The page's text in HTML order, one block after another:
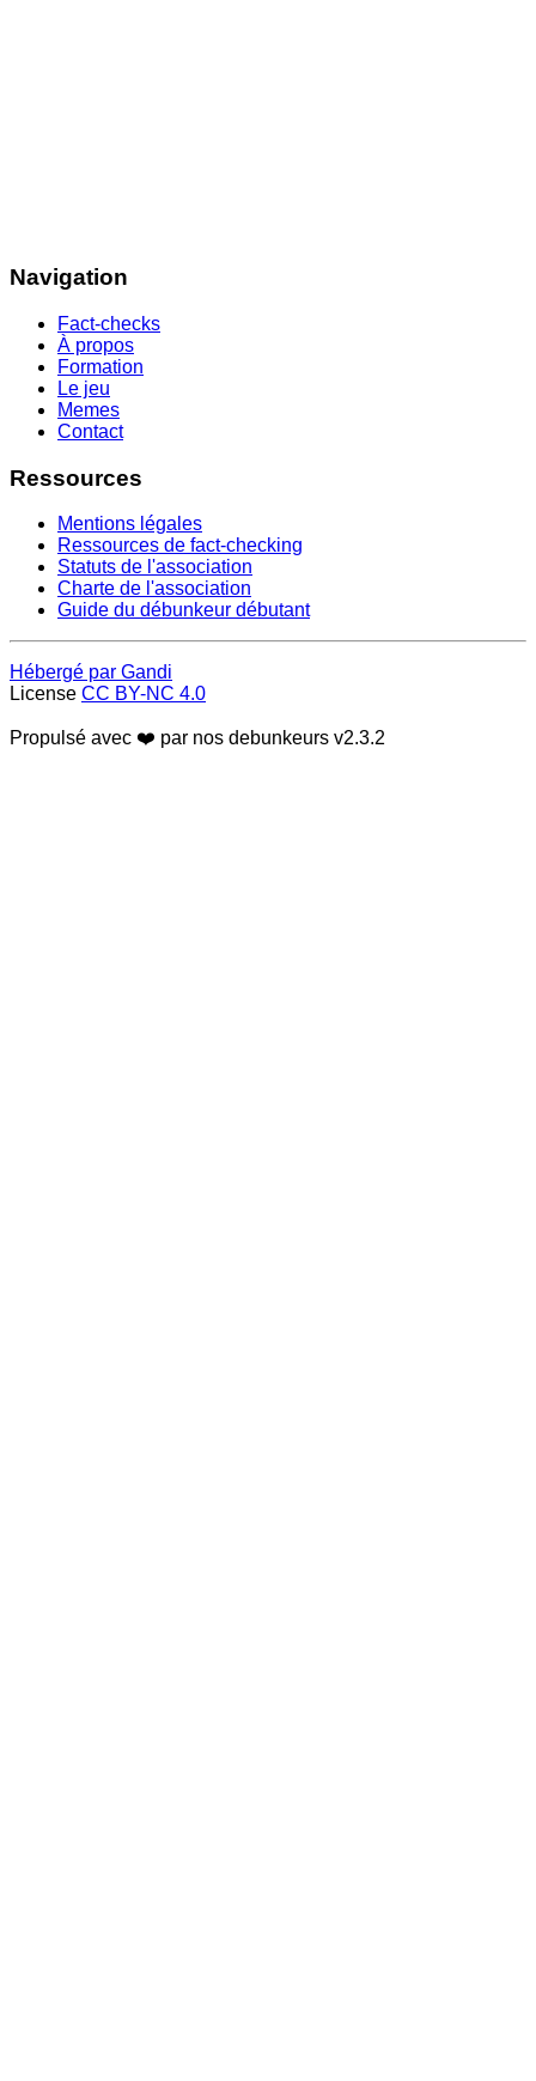
Navigation
Fact-checks
À propos
Formation
Le jeu
Memes
Contact
Ressources
Mentions légales
Ressources de fact-checking
Statuts de l'association
Charte de l'association
Guide du débunkeur débutant
Hébergé par Gandi
License CC BY-NC 4.0
Propulsé avec ❤️ par nos debunkeurs v2.3.2